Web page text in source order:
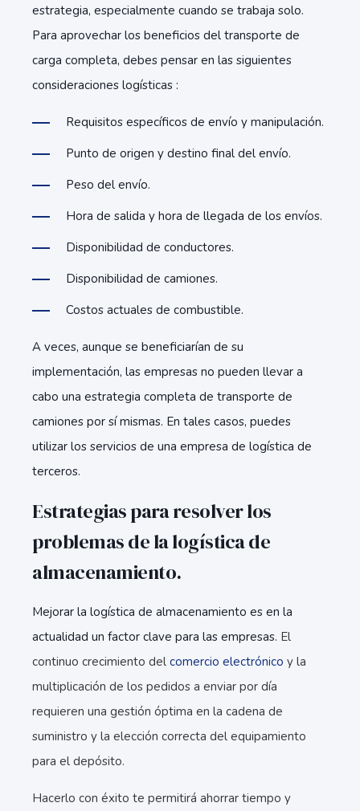
estrategia, especialmente cuando se trabaja solo.
Para aprovechar los beneficios del transporte de
carga completa, debes pensar en las siguientes
consideraciones logísticas :
Requisitos específicos de envío y manipulación.
Punto de origen y destino final del envío.
Peso del envío.
Hora de salida y hora de llegada de los envíos.
Disponibilidad de conductores.
Disponibilidad de camiones.
Costos actuales de combustible.
A veces, aunque se beneficiarían de su
implementación, las empresas no pueden llevar a
cabo una estrategia completa de transporte de
camiones por sí mismas. En tales casos, puedes
utilizar los servicios de una empresa de logística de
terceros.
Estrategias para resolver los
problemas de la logística de
almacenamiento.
Mejorar la logística de almacenamiento es en la
actualidad un factor clave para las empresas. El
continuo crecimiento del comercio electrónico y la
multiplicación de los pedidos a enviar por día
requieren una gestión óptima en la cadena de
suministro y la elección correcta del equipamiento
para el depósito.
Hacerlo con éxito te permitirá ahorrar tiempo y